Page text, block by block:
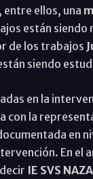
ellos, una
están siendo
de los trabajos
siendo
en la
con la
en
En el
IE SVS